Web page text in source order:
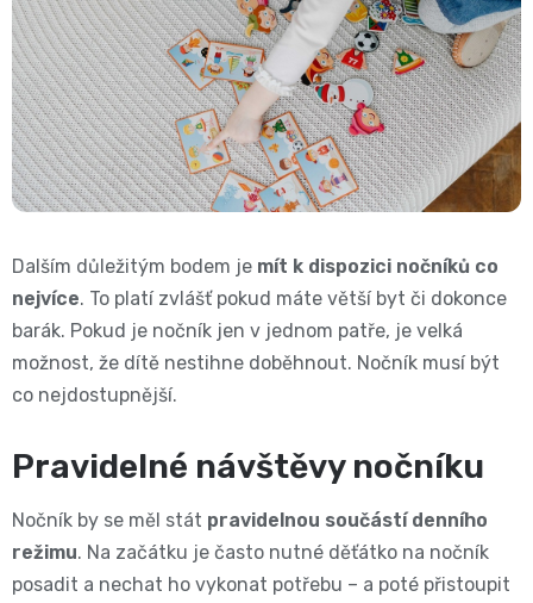
pleny
Pleny
podle
velikosti
značky
plenek
Dalším důležitým bodem je mít k dispozici nočníků co
nejvíce. To platí zvlášť pokud máte větší byt či dokonce
barák. Pokud je nočník jen v jednom patře, je velká
možnost, že dítě nestihne doběhnout. Nočník musí být
co nejdostupnější.
Pravidelné návštěvy nočníku
Nočník by se měl stát pravidelnou součástí denního
režimu. Na začátku je často nutné děťátko na nočník
posadit a nechat ho vykonat potřebu – a poté přistoupit